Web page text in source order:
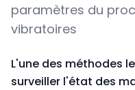
paramètres du
vibratoires
L'une des méthodes
surveiller l'état des